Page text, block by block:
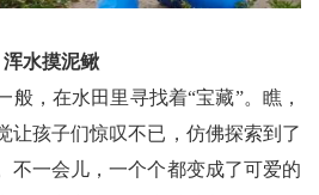
浑水摸泥鳅
般，在水田里寻找着“宝藏”。瞧，
让孩子们惊叹不已，仿佛探索到了
不一会儿，一个个都变成了可爱的